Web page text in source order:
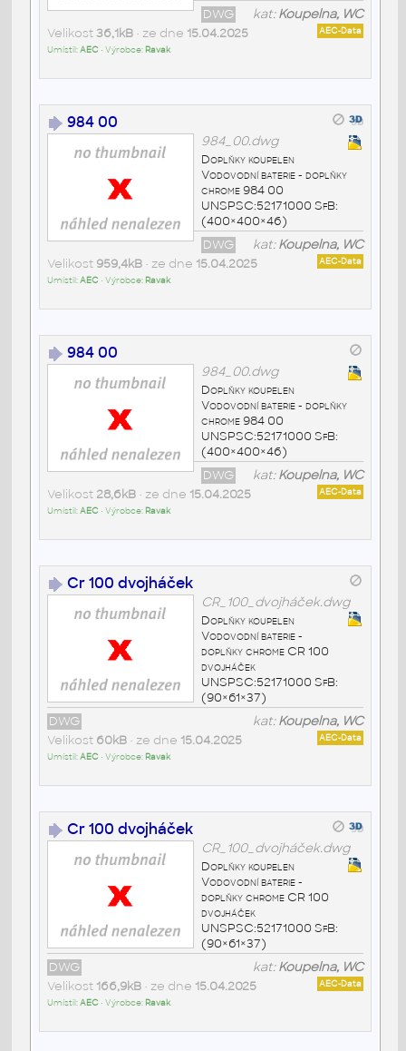
kat:Koupelna, WC
DWG
AEC-Data
Velikost36,1kB• ze dne 15.04.2025
Umístil:AEC• Výrobce: Ravak
984 00
984_00.dwg
Doplňky koupelen
Vodovodní baterie - doplňky
chrome 984 00
UNSPSC:52171000 SfB:
(400×400×46)
kat:Koupelna, WC
DWG
AEC-Data
Velikost 959,4kB• ze dne 15.04.2025
Umístil:AEC• Výrobce: Ravak
984 00
984_00.dwg
Doplňky koupelen
Vodovodní baterie - doplňky
chrome 984 00
UNSPSC:52171000 SfB:
(400×400×46)
kat:Koupelna, WC
DWG
AEC-Data
Velikost 28,6kB• ze dne 15.04.2025
Umístil:AEC• Výrobce: Ravak
Cr 100 dvojháček
CR_100_dvojháček.dwg
Doplňky koupelen
Vodovodní baterie -
doplňky chrome CR 100
dvojháček
UNSPSC:52171000 SfB:
(90×61×37)
kat:Koupelna, WC
DWG
AEC-Data
Velikost 60kB• ze dne 15.04.2025
Umístil:AEC• Výrobce: Ravak
Cr 100 dvojháček
CR_100_dvojháček.dwg
Doplňky koupelen
Vodovodní baterie -
doplňky chrome CR 100
dvojháček
UNSPSC:52171000 SfB:
(90×61×37)
kat:Koupelna, WC
DWG
AEC-Data
Velikost 166,9kB• ze dne 15.04.2025
Umístil:AEC• Výrobce: Ravak